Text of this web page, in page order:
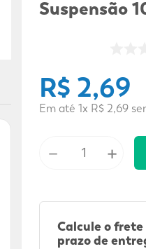
Suspensão
R$ 2,69
Em até 1x R$ 2,69
－ +
Calcule o
prazo de